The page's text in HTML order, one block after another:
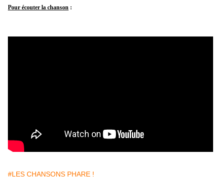
Pour écouter la chanson :
#LES CHANSONS PHARE !